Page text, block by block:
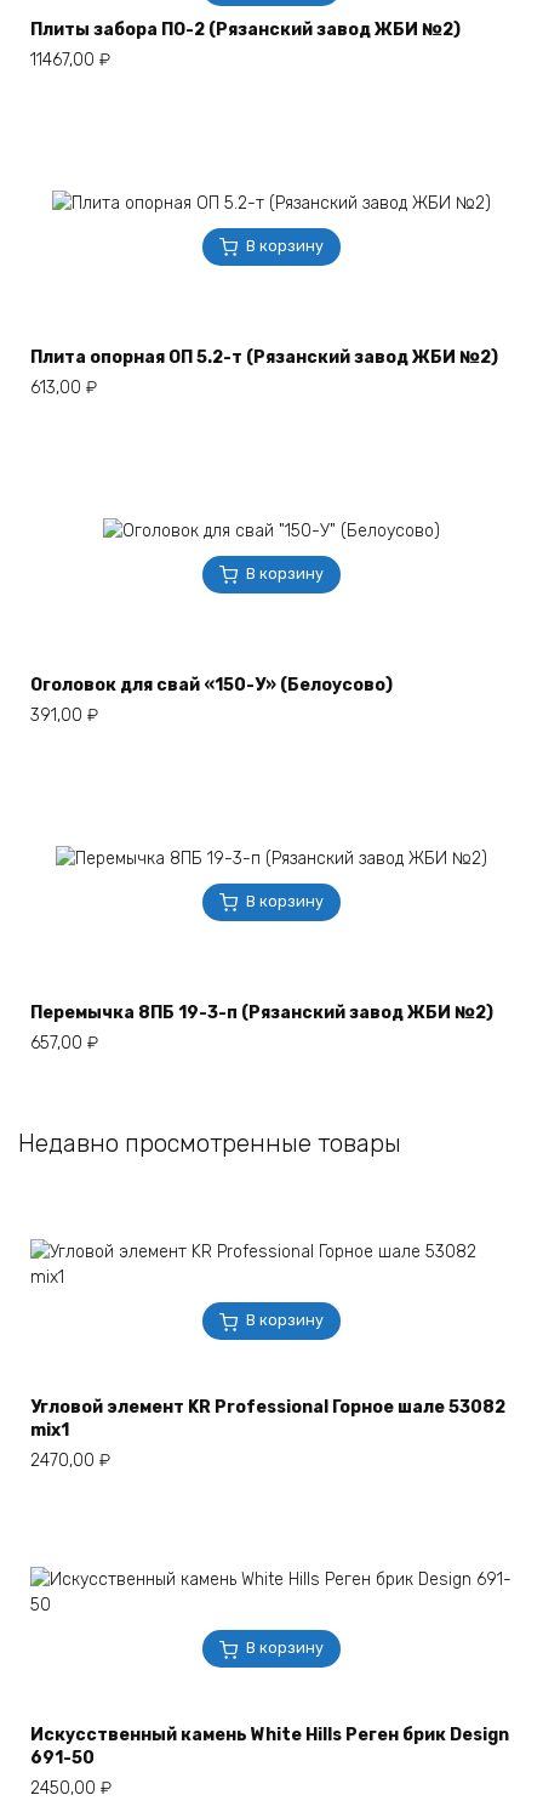
Плиты забора ПО-2 (Рязанский завод ЖБИ №2)
11467,00 ₽
В корзину
Плита опорная ОП 5.2-т (Рязанский завод ЖБИ №2)
613,00 ₽
В корзину
Оголовок для свай «150-У» (Белоусово)
391,00 ₽
В корзину
Перемычка 8ПБ 19-3-п (Рязанский завод ЖБИ №2)
657,00 ₽
Недавно просмотренные товары
В корзину
Угловой элемент KR Professional Горное шале 53082
mix1
2470,00 ₽
В корзину
Искусственный камень White Hills Реген брик Design
691-50
2450,00 ₽